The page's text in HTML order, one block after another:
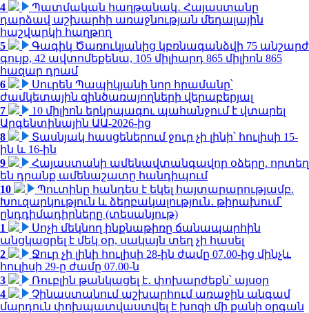
4
Պատմական հաղթանակ․ Հայաստանը
դարձավ աշխարհի առաջնության մեդալային
հաշվարկի հաղթող
5
Գագիկ Ծառուկյանից կբռնագանձվի 75 անշարժ
գույք, 42 ավտոմեքենա, 105 միլիարդ 865 միլիոն 865
հազար դրամ
6
Սուրեն Պապիկյանի նոր հրամանը՝
ժամկետային զինծառայողների վերաբերյալ
7
10 միլիոն երկրպագու պահանջում է վտարել
Արգենտինային ԱԱ-2026-ից
8
Տասնյակ հասցեներում ջուր չի լինի՝ հուլիսի 15-
ին և 16-ին
9
Հայաստանի ամենավտանգավոր օձերը. որտեղ
են դրանք ամենաշատը հանդիպում
10
Պուտինը հանդես է եկել հայտարարությամբ.
Խուզարկություն և ձերբակալություն․ թիրախում՝
ընդդիմադիրները (տեսանյութ)
1
Սոչի մեկնող ինքնաթիռը ճանապարհին
անցկացրել է մեկ օր, սակայն տեղ չի հասել
2
Ջուր չի լինի հուլիսի 28-ին ժամը 07.00-ից մինչև
հուլիսի 29-ը ժամը 07.00-ն
3
Ռուբլին թանկացել է․ փոխարժեքն՝ այսօր
4
Չինաստանում աշխարհում առաջին անգամ
մարդուն փոխպատվաստվել է խոզի մի քանի օրգան